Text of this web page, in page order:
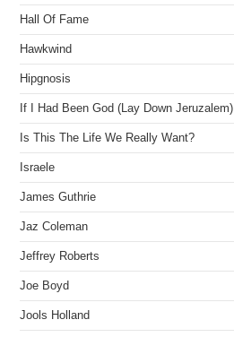
Hall Of Fame
Hawkwind
Hipgnosis
If I Had Been God (Lay Down Jeruzalem)
Is This The Life We Really Want?
Israele
James Guthrie
Jaz Coleman
Jeffrey Roberts
Joe Boyd
Jools Holland